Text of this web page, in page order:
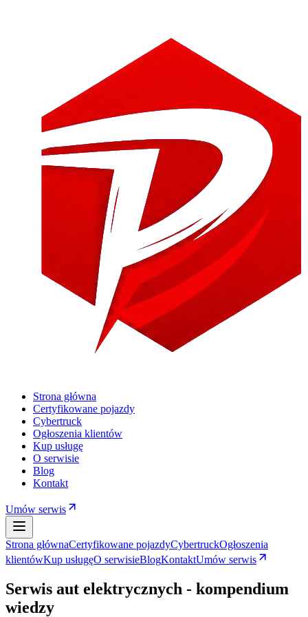
Strona główna
Certyfikowane pojazdy
Cybertruck
Ogłoszenia klientów
Kup usługę
O serwisie
Blog
Kontakt
Umów serwis
Strona głównaCertyfikowane pojazdyCybertruckOgłoszenia
klientówKup usługęO serwisieBlogKontaktUmów serwis
Serwis aut elektrycznych - kompendium
wiedzy